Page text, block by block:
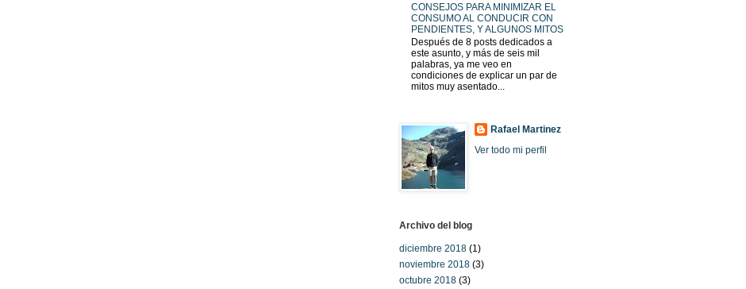
CONSEJOS PARA MINIMIZAR EL
CONSUMO AL CONDUCIR CON
PENDIENTES, Y ALGUNOS MITOS
Después de 8 posts dedicados a
este asunto, y más de seis mil
palabras, ya me veo en
condiciones de explicar un par de
mitos muy asentado...
Rafael Martinez
Ver todo mi perfil
Archivo del blog
diciembre 2018 (1)
noviembre 2018 (3)
octubre 2018 (3)